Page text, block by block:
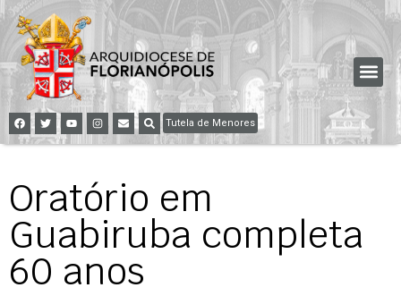
Tutela de Menores
Oratório em
Guabiruba completa
60 anos